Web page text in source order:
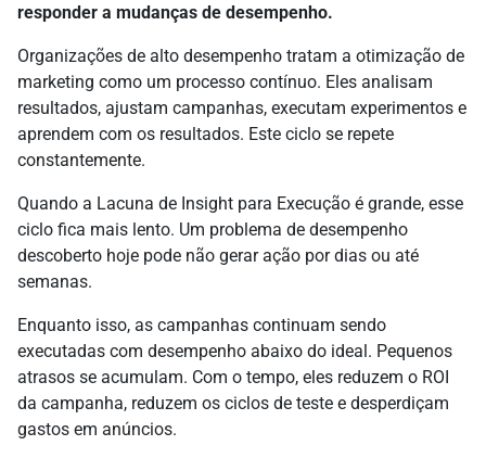
responder a mudanças de desempenho.
Organizações de alto desempenho tratam a otimização de
marketing como um processo contínuo. Eles analisam
resultados, ajustam campanhas, executam experimentos e
aprendem com os resultados. Este ciclo se repete
constantemente.
Quando a Lacuna de Insight para Execução é grande, esse
ciclo fica mais lento. Um problema de desempenho
descoberto hoje pode não gerar ação por dias ou até
semanas.
Enquanto isso, as campanhas continuam sendo
executadas com desempenho abaixo do ideal. Pequenos
atrasos se acumulam. Com o tempo, eles reduzem o ROI
da campanha, reduzem os ciclos de teste e desperdiçam
gastos em anúncios.